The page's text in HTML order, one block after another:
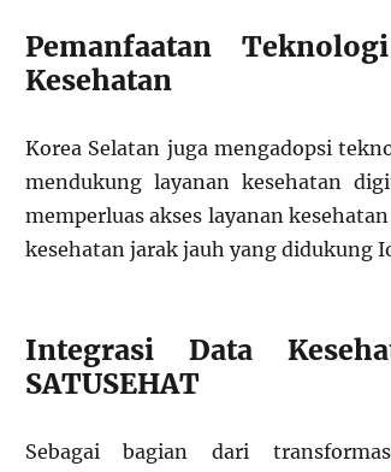
Pemanfaatan
Kesehatan
Korea Selatan juga mengadopsi
mendukung layanan kesehatan
memperluas akses layanan
kesehatan jarak jauh yang didukung
Integrasi Data
SATUSEHAT
Sebagai bagian dari